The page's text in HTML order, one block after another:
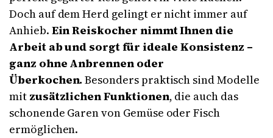
Doch auf dem Herd gelingt er nicht immer auf
Anhieb. Ein Reiskocher nimmt Ihnen die
Arbeit ab und sorgt für ideale Konsistenz –
ganz ohne Anbrennen oder
Überkochen. Besonders praktisch sind Modelle
mit zusätzlichen Funktionen, die auch das
schonende Garen von Gemüse oder Fisch
ermöglichen.